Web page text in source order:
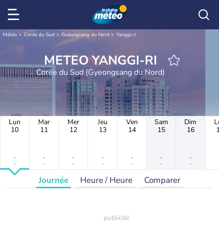
Météo Corée du Sud Gyeongsang du Nord Yanggi-ri
METEO YANGGI-RI
Corée du Sud (Gyeongsang du Nord)
Lun
10
-
-
Mar
11
-
-
Mer
12
-
-
Jeu
13
-
-
Ven
14
-
-
Sam
15
-
-
Dim
16
-
-
Journée Heure / Heure Comparer